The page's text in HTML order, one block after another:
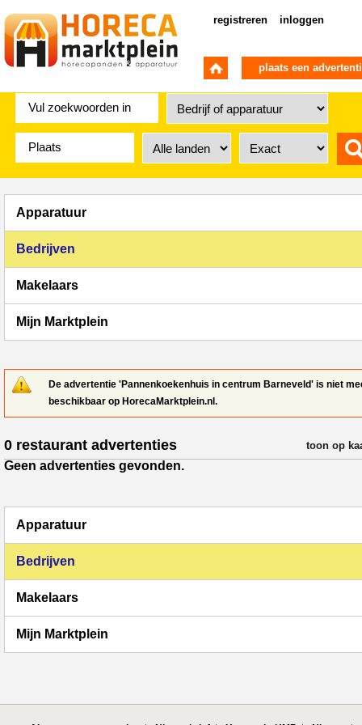
registreren inloggen
plaats een
Apparatuur
Bedrijven
Makelaars
Mijn Marktplein
De advertentie 'Pannenkoekenhuis in centrum Barneveld' is niet
beschikbaar op HorecaMarktplein.nl.
0 restaurant advertenties verfijn
toon op
Geen advertenties gevonden.
Apparatuur
Bedrijven
Makelaars
Mijn Marktplein